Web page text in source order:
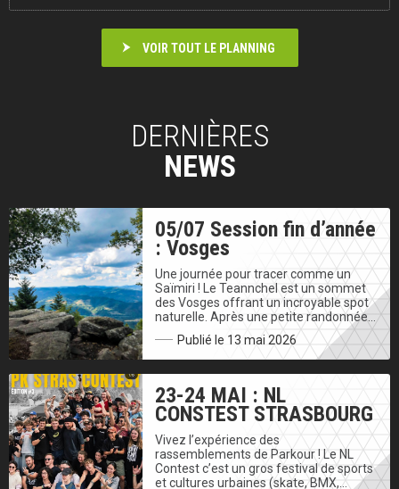
VOIR TOUT LE PLANNING
DERNIÈRES
NEWS
05/07 Session fin d’année
: Vosges
Une journée pour tracer comme un
Saïmiri ! Le Teannchel est un sommet
des Vosges offrant un incroyable spot
naturelle. Après une petite randonnée…
Publié le 13 mai 2026
23-24 MAI : NL
CONSTEST STRASBOURG
Vivez l’expérience des
rassemblements de Parkour ! Le NL
Contest c’est un gros festival de sports
et cultures urbaines (skate, BMX,…